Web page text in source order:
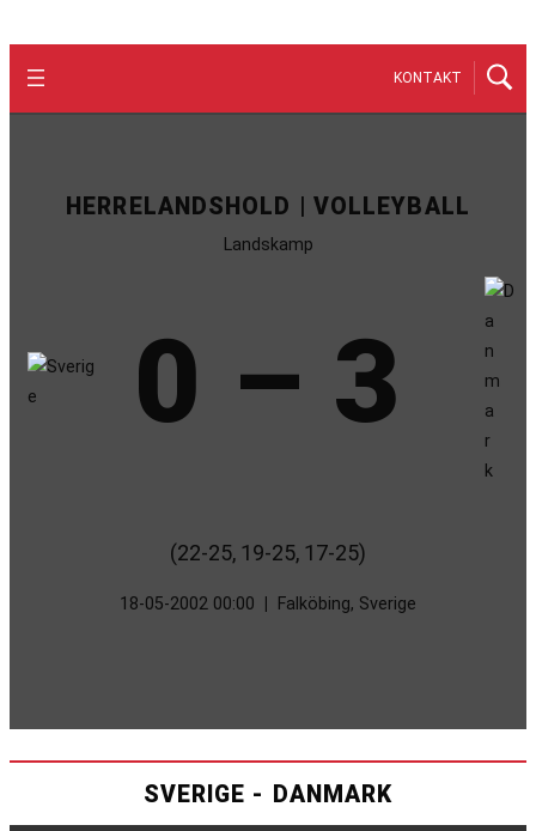
KONTAKT
HERRELANDSHOLD | VOLLEYBALL
Landskamp
0 – 3
(22-25, 19-25, 17-25)
18-05-2002 00:00 Falköbing, Sverige
SVERIGE - DANMARK